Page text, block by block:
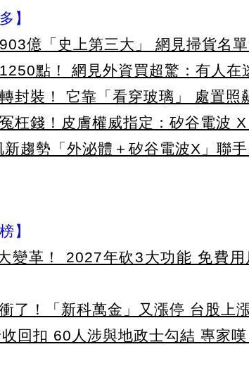
】
億「史上第三大」 網見掃貨名
點！ 網見外資買超驚：有人在
封裝！ 它靠「看穿玻璃」 處置照
枉錢！皮膚權威指定：矽谷電波
趨勢「外泌體＋矽谷電波X」聯
】
變革！ 2027年砍3大功能 免費用
了！「新科萬金」又漲停 台股上
回扣 60人涉與地政士勾結 專家